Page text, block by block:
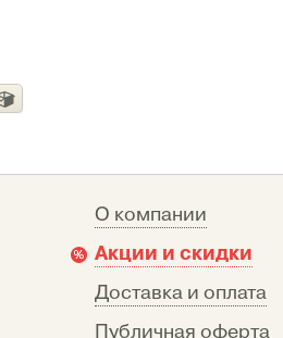
О компании
Акции и скидки
Доставка и оплата
Публичная оферта